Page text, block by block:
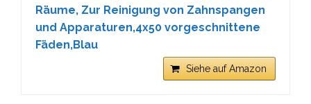
Räume, Zur Reinigung von Zahnspangen
und Apparaturen,4x50 vorgeschnittene
Fäden,Blau
Siehe auf Amazon